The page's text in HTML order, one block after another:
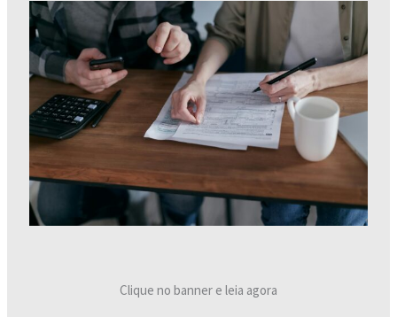
Clique no banner e leia agora